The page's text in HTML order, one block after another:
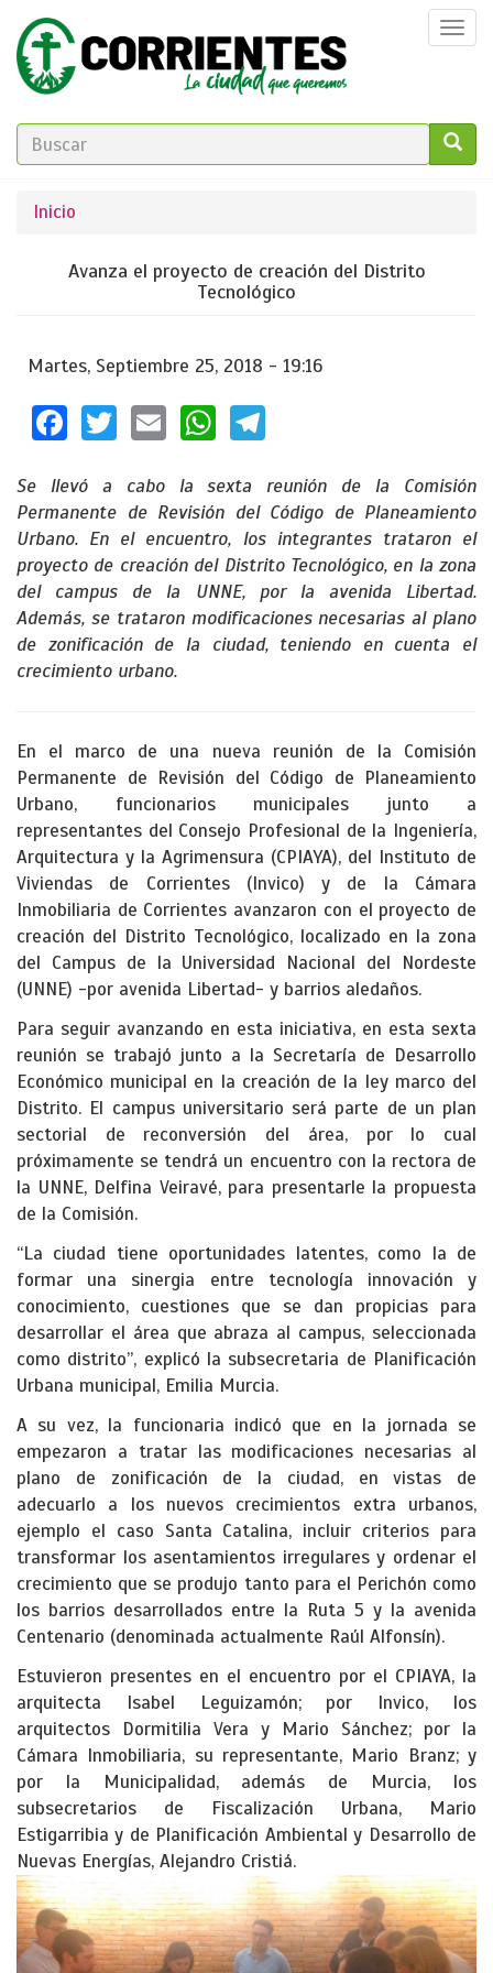
Pasar
contenido
principal
FORMULARIO
BÚSQUEDA
Se
encuentra
Inicio
Avanza el proyecto de creación del Distrito
Tecnológico
Martes, Septiembre 25, 2018 - 19:16
Facebook
TwitterEmailWhatsApp
Se llevó a cabo la sexta reunión de la Comisión
Permanente de Revisión del Código de Planeamiento
Urbano. En el encuentro, los integrantes trataron el
proyecto de creación del Distrito Tecnológico, en la zona
del campus de la UNNE, por la avenida Libertad.
Además, se trataron modificaciones necesarias al plano
de zonificación de la ciudad, teniendo en cuenta el
crecimiento urbano.
En el marco de una nueva reunión de la Comisión
Permanente de Revisión del Código de Planeamiento
Urbano, funcionarios municipales junto a
representantes del Consejo Profesional de la Ingeniería,
Arquitectura y la Agrimensura (CPIAYA), del Instituto de
Viviendas de Corrientes (Invico) y de la Cámara
Inmobiliaria de Corrientes avanzaron con el proyecto de
creación del Distrito Tecnológico, localizado en la zona
del Campus de la Universidad Nacional del Nordeste
(UNNE) -por avenida Libertad- y barrios aledaños.
Para seguir avanzando en esta iniciativa, en esta sexta
reunión se trabajó junto a la Secretaría de Desarrollo
Económico municipal en la creación de la ley marco del
Distrito. El campus universitario será parte de un plan
sectorial de reconversión del área, por lo cual
próximamente se tendrá un encuentro con la rectora de
la UNNE, Delfina Veiravé, para presentarle la propuesta
de la Comisión.
“La ciudad tiene oportunidades latentes, como la de
formar una sinergia entre tecnología innovación y
conocimiento, cuestiones que se dan propicias para
desarrollar el área que abraza al campus, seleccionada
como distrito”, explicó la subsecretaria de Planificación
Urbana municipal, Emilia Murcia.
A su vez, la funcionaria indicó que en la jornada se
empezaron a tratar las modificaciones necesarias al
plano de zonificación de la ciudad, en vistas de
adecuarlo a los nuevos crecimientos extra urbanos,
ejemplo el caso Santa Catalina, incluir criterios para
transformar los asentamientos irregulares y ordenar el
crecimiento que se produjo tanto para el Perichón como
los barrios desarrollados entre la Ruta 5 y la avenida
Centenario (denominada actualmente Raúl Alfonsín).
Estuvieron presentes en el encuentro por el CPIAYA, la
arquitecta Isabel Leguizamón; por Invico, los
arquitectos Dormitilia Vera y Mario Sánchez; por la
Cámara Inmobiliaria, su representante, Mario Branz; y
por la Municipalidad, además de Murcia, los
subsecretarios de Fiscalización Urbana, Mario
Estigarribia y de Planificación Ambiental y Desarrollo de
Nuevas Energías, Alejandro Cristiá.